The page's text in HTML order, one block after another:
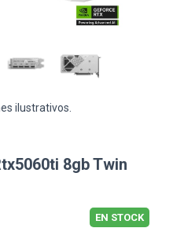
ilustrativos.
8gb Twin
EN STOCK